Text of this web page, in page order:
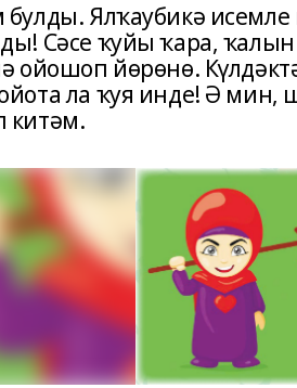
булды. Ялҡаубикә
Сәсе ҡуйы ҡара,
ойошоп йөрөнө.
ла ҡуя инде! Ә мин,
китәм.